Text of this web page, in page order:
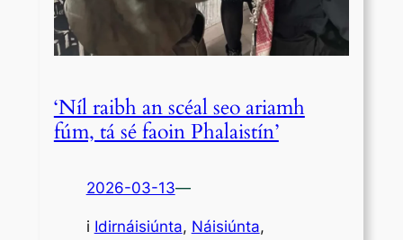
‘Níl raibh an scéal seo ariamh
fúm, tá sé faoin Phalaistín’
2026-03-13—
i Idirnáisiúnta, Náisiúnta,